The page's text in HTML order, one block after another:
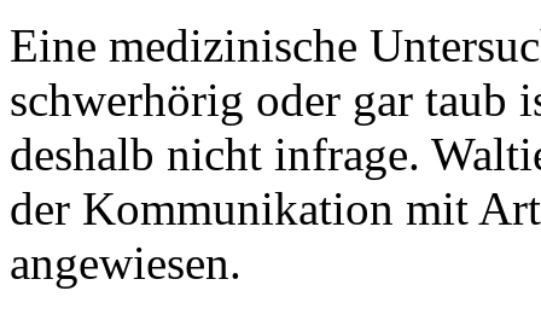
Eine medizinische
schwerhörig oder gar taub
deshalb nicht infrage.
der Kommunikation mit
angewiesen.